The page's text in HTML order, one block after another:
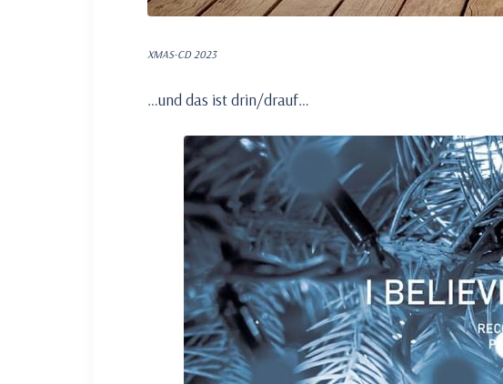
XMAS-CD 2023
…und das ist drin/drauf…